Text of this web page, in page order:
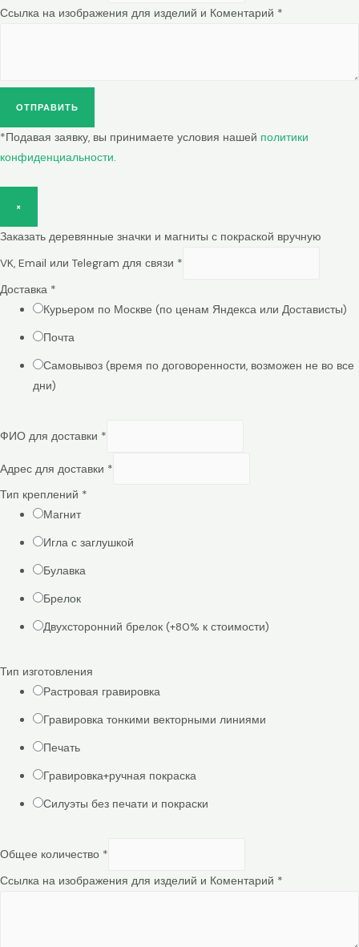
Ссылка на изображения для изделий и Коментарий *
ОТПРАВИТЬ
*Подавая заявку, вы принимаете условия нашей политики
конфиденциальности.
×
Заказать деревянные значки и магниты с покраской вручную
VK, Email или Telegram для связи *
Доставка *
Курьером по Москве (по ценам Яндекса или Достависты)
Почта
Самовывоз (время по договоренности, возможен не во все
дни)
ФИО для доставки *
Адрес для доставки *
Тип креплений *
Магнит
Игла с заглушкой
Булавка
Брелок
Двухсторонний брелок (+80% к стоимости)
Тип изготовления
Растровая гравировка
Гравировка тонкими векторными линиями
Печать
Гравировка+ручная покраска
Силуэты без печати и покраски
Общее количество *
Ссылка на изображения для изделий и Коментарий *